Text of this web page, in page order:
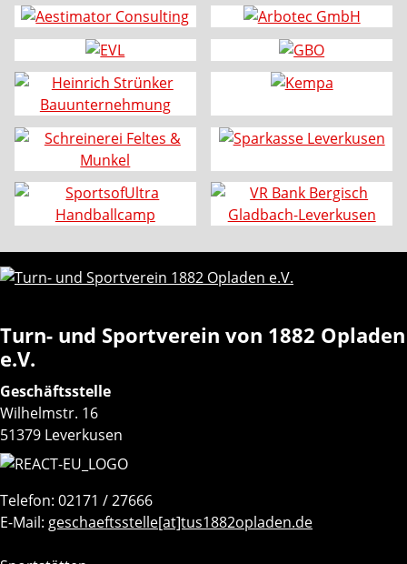
Turn- und Sportverein von 1882 Opladen
e.V.
Geschäftsstelle
Wilhelmstr. 16
51379 Leverkusen
Telefon: 02171 / 27666
E-Mail: geschaeftsstelle[at]tus1882opladen.de